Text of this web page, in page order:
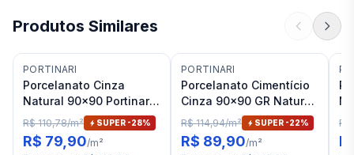
Produtos Similares
PORTINARI
Porcelanato Cinza
Natural 90x90 Portinari
Distrito SGR RET "A"
R$ 110,78/m² SUPER -28%
R$ 79,90/m²
PORTINARI
Porcelanato Cimentício
Cinza 90x90 GR Natural
Portinari Alquimia RET "A
R$ 114,94/m² SUPER -22%
R$ 89,90/m²
R$